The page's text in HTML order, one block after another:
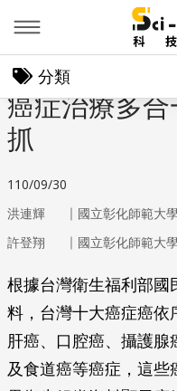
分類
首頁
facebook
癌症治療多合
抓
110/09/30
洪連輝 ｜國立彰化師範大
許登翔
｜國立彰化師範大
根據台灣衛生福利部國